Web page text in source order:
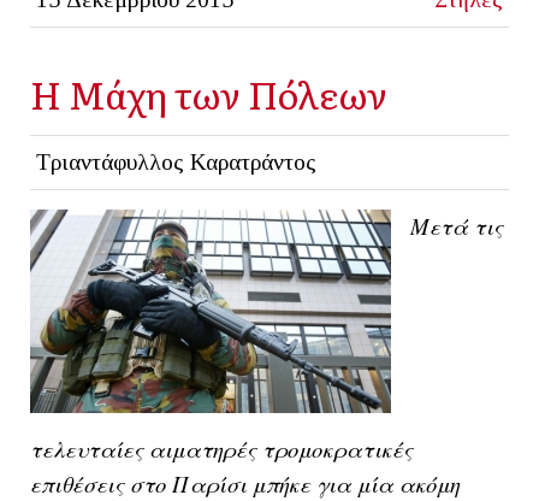
Η Μάχη των Πόλεων
Τριαντάφυλλος Καρατράντος
Μετά τις
τελευταίες αιματηρές τρομοκρατικές
επιθέσεις στο Παρίσι μπήκε για μία ακόμη